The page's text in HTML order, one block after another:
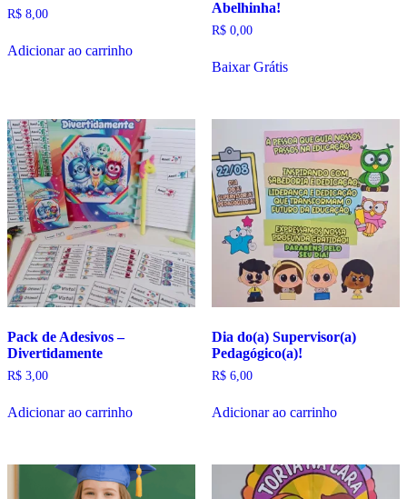
R$ 8,00
Adicionar ao carrinho
Abelhinha!
R$0,00
Baixar Grátis
Pack de Adesivos –
Divertidamente
R$ 3,00
Adicionar ao carrinho
Dia do(a) Supervisor(a)
Pedagógico(a)!
R$6,00
Adicionar ao carrinho